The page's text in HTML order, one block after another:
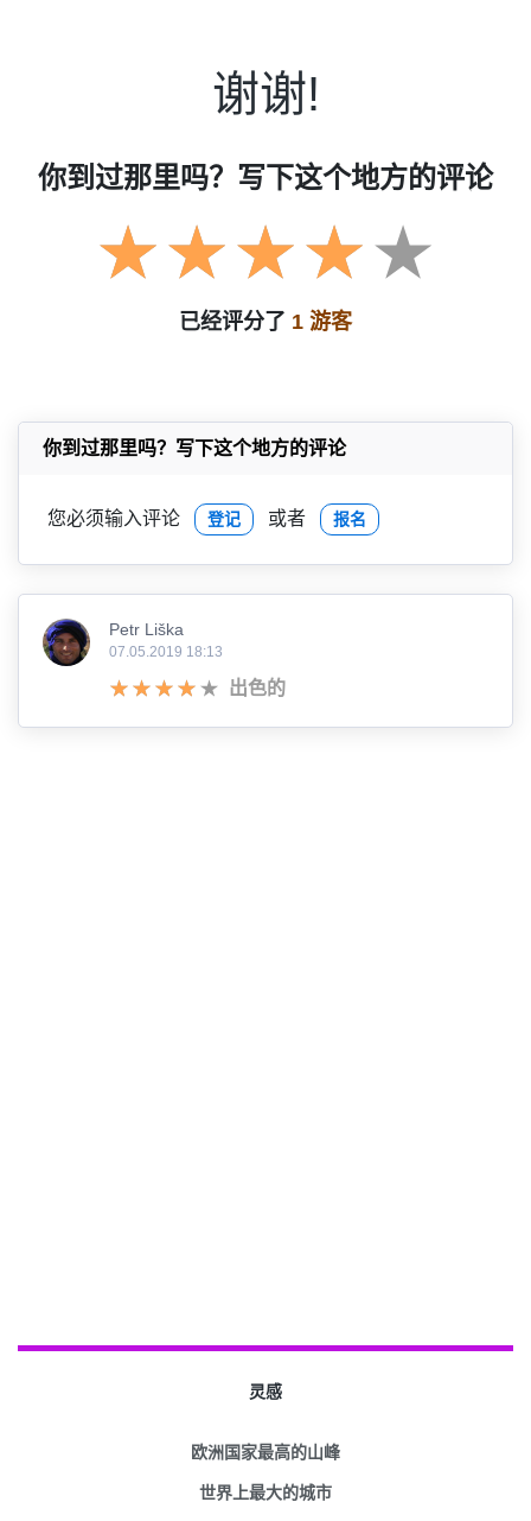
谢谢!
你到过那里吗？写下这个地方的评论
已经评分了 1 游客
你到过那里吗？写下这个地方的评论
您必须输入评论 登记 或者 报名
Petr Liška
07.05.2019 18:13
出色的
灵感
欧洲国家最高的山峰
世界上最大的城市